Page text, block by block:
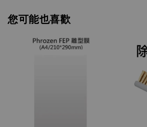
您可能也喜歡